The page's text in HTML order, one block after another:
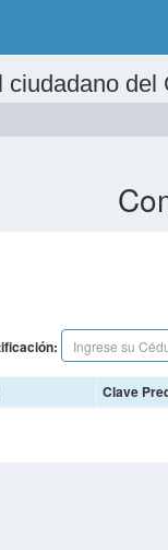
ciudadano
Clave